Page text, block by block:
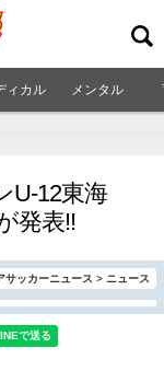
ィカル メンタル
U-12東海
発表!!
サッカーニュース > ニュース